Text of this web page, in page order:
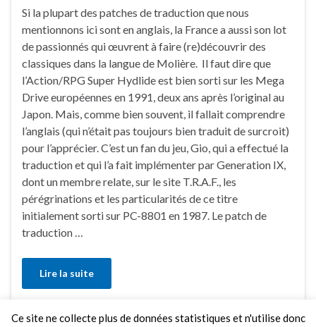
Si la plupart des patches de traduction que nous
mentionnons ici sont en anglais, la France a aussi son lot
de passionnés qui œuvrent à faire (re)découvrir des
classiques dans la langue de Molière. Il faut dire que
l’Action/RPG Super Hydlide est bien sorti sur les Mega
Drive européennes en 1991, deux ans après l’original au
Japon. Mais, comme bien souvent, il fallait comprendre
l’anglais (qui n’était pas toujours bien traduit de surcroit)
pour l’apprécier. C’est un fan du jeu, Gio, qui a effectué la
traduction et qui l’a fait implémenter par Generation IX,
dont un membre relate, sur le site T.R.A.F., les
pérégrinations et les particularités de ce titre
initialement sorti sur PC-8801 en 1987. Le patch de
traduction …
Lire la suite
6 Commentaires
Ce site ne collecte plus de données statistiques et n'utilise donc